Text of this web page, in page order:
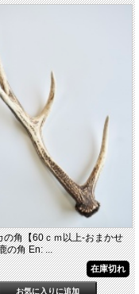
の角【60ｃｍ以上-おまかせ
の角 En: ...
在庫切れ